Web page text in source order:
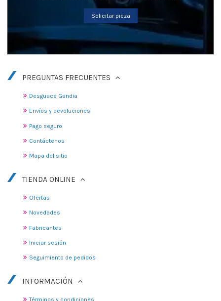
Solicitar pieza
PREGUNTAS FRECUENTES
Desguace Gandia
Envíos y devoluciones
Pago seguro
Contáctenos
Mapa del sitio
TIENDA ONLINE
Ofertas
Novedades
Fabricantes
Iniciar sesión
Seguimiento de pedidos
INFORMACIÓN
Términos y condiciones